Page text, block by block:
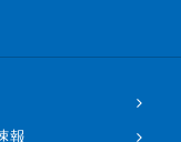
報